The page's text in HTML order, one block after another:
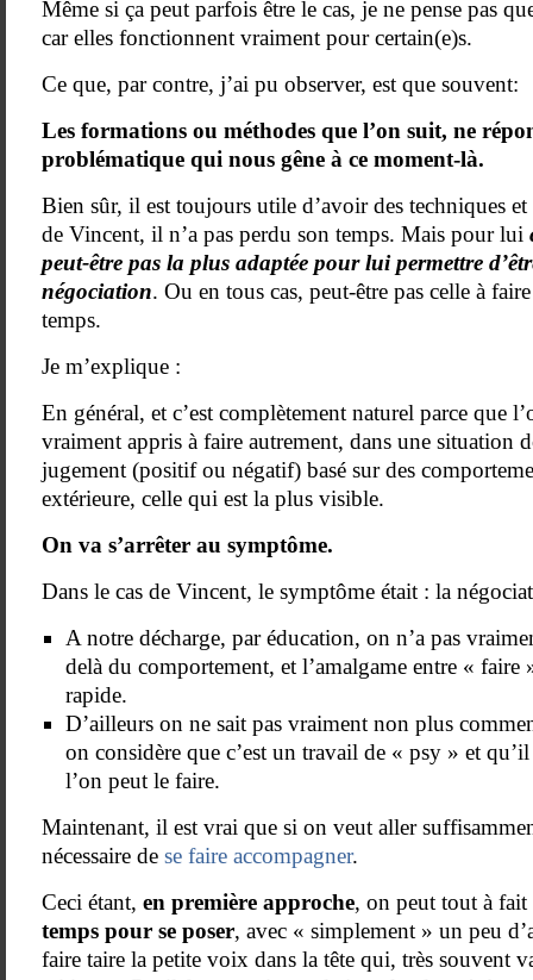
Même si ça peut parfois être le cas, je ne pense pas
car elles fonctionnent vraiment pour certain(e)s.
Ce que, par contre, j’ai pu observer, est que souvent:
Les formations ou méthodes que l’on suit, ne
problématique qui nous gêne à ce moment-là.
Bien sûr, il est toujours utile d’avoir des techniques et
de Vincent, il n’a pas perdu son temps. Mais pour lui
peut-être pas la plus adaptée pour lui permettre
négociation. Ou en tous cas, peut-être pas celle à
temps.
Je m’explique :
En général, et c’est complètement naturel parce que
vraiment appris à faire autrement, dans une situation
jugement (positif ou négatif) basé sur des
extérieure, celle qui est la plus visible.
On va s’arrêter au symptôme.
Dans le cas de Vincent, le symptôme était : la
A notre décharge, par éducation, on n’a pas
delà du comportement, et l’amalgame entre « faire
rapide.
D’ailleurs on ne sait pas vraiment non plus
on considère que c’est un travail de « psy » et
l’on peut le faire.
Maintenant, il est vrai que si on veut aller
nécessaire de se faire accompagner.
Ceci étant, en première approche, on peut tout à fait
temps pour se poser, avec « simplement » un peu
faire taire la petite voix dans la tête qui, très souvent